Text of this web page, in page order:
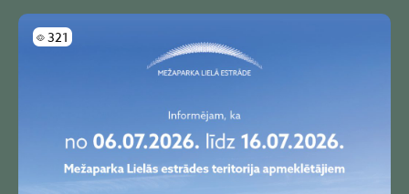
321
Skatījumi